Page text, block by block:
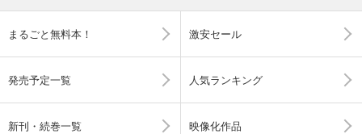
まるごと無料本！ 激安セール
発売予定一覧 人気ランキング
新刊・続巻一覧 映像化作品